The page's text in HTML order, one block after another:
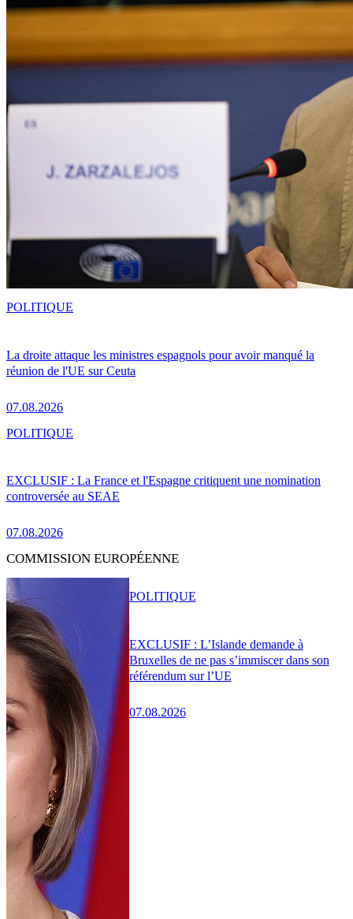
La droite attaque les ministres espagnols pour avoir manqué la
réunion de l'UE sur Ceuta
07.08.2026
POLITIQUE
EXCLUSIF : La France et l'Espagne critiquent une nomination
controversée au SEAE
07.08.2026
POLITIQUE
COMMISSION EUROPÉENNE
EXCLUSIF : L’Islande demande à
Bruxelles de ne pas s’immiscer dans son
référendum sur l’UE
07.08.2026
POLITIQUE